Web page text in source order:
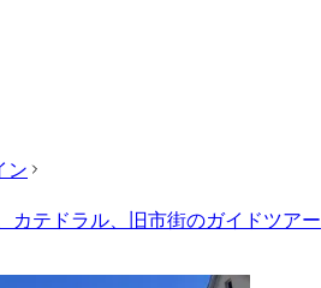
ン
カテドラル、旧市街のガイドツアー